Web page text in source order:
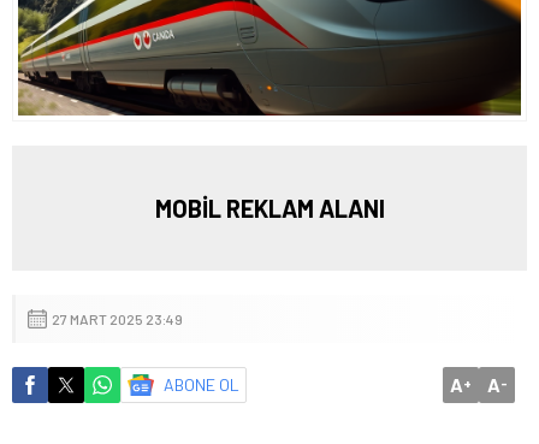
MOBİL REKLAM ALANI
27 MART 2025 23:49
ABONE OL A+ A-